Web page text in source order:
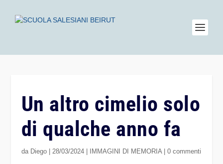
Un altro cimelio solo
di qualche anno fa
da Diego| 28/03/2024| IMMAGINI DI MEMORIA| 0 commenti